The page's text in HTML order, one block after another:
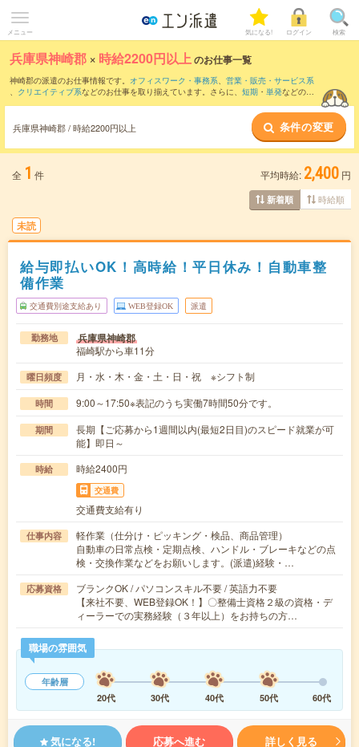
メニュー 気になる! ログイン 検索
兵庫県神崎郡 × 時給2200円以上のお仕事一覧
神崎郡の派遣のお仕事情報です。 オフィスワーク・事務系、 営業・販売・サービス系
、 クリエイティブ系などのお仕事を取り揃えています。さらに、 短期 ・ 単発などの期
兵庫県神崎郡 / 時給2200円以上 条件の変更
全 1 件 平均時給: 2,400 円
新着順 時給順
未読
給与即払いOK！高時給！平日休み！自動車整
備作業
交通費別途支給あり WEB登録OK 派遣
勤務地 兵庫県神崎郡
福崎駅から車11分
曜日頻度 月・水・木・金・土・日・祝 ※シフト制
時間 9:00～17:50※表記のうち実働7時間50分です。
期間
長期【ご応募から1週間以内(最短2日目)のスピード就業が可
能】即日～
時給 時給2400円
交通費
交通費支給有り
仕事内容
軽作業（仕分け・ピッキング・検品、商品管理）
自動車の日常点検・定期点検、ハンドル・ブレーキなどの点
検・交換作業などをお願いします。(派遣)経験・…
応募資格
ブランクOK / パソコンスキル不要 / 英語力不要
【来社不要、WEB登録OK！】〇整備士資格２級の資格・デ
ィーラーでの実務経験（３年以上）をお持ちの方…
職場の雰囲気
年齢層
20代
30代 40代 50代 60代
気になる! 応募へ進む 詳しく見る